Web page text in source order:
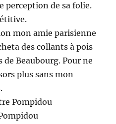
perception de sa folie.
mon amie parisienne
des collants à pois
Beaubourg. Pour ne
plus sans mon
Pompidou